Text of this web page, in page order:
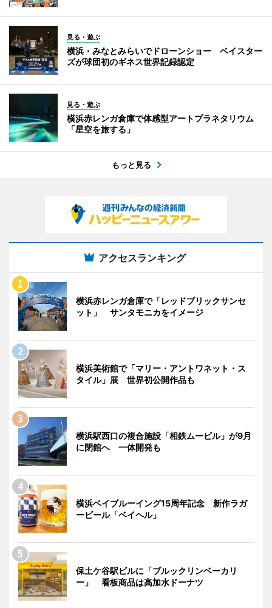
見る・遊ぶ
横浜・みなとみらいでドローンショー ベイスター
ズが球団初のギネス世界記録認定
見る・遊ぶ
横浜赤レンガ倉庫で体感型アートプラネタリウム
「星空を旅する」
もっと見る
アクセスランキング
横浜赤レンガ倉庫で「レッドブリックサンセ
ット」 サンタモニカをイメージ
横浜美術館で「マリー・アントワネット・ス
タイル」展 世界初公開作品も
横浜駅西口の複合施設「相鉄ムービル」が9月
に閉館へ 一体開発も
横浜ベイブルーイング15周年記念 新作ラガ
ービール「ベイヘル」
保土ケ谷駅ビルに「ブルックリンベーカリ
ー」 看板商品は高加水ドーナツ